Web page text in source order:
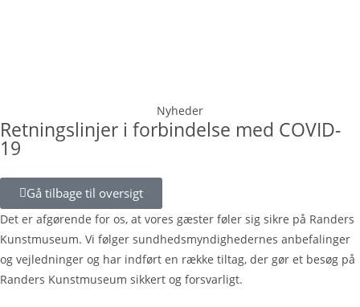
Nyheder
Retningslinjer i forbindelse med COVID-
19
Gå tilbage til oversigt
Det er afgørende for os, at vores gæster føler sig sikre på Randers
Kunstmuseum. Vi følger sundhedsmyndighedernes anbefalinger
og vejledninger og har indført en række tiltag, der gør et besøg på
Randers Kunstmuseum sikkert og forsvarligt.